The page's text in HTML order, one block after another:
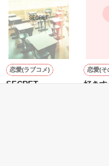
家電メーカー シリウス
2016.3.25～2016.5.12
☆素敵なレビューどうも
恋愛(ラブコメ)
SECRET
恋愛(そ
好きす